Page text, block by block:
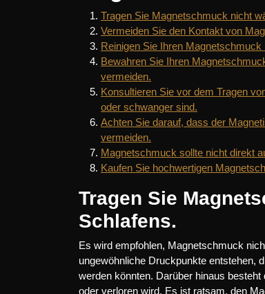
Tragen Sie Magnetschmuck nicht
Vermeiden Sie den Kontakt von
Reinigen Sie Ihren
Bewahren Sie Ihren
vermeiden.
Konsultieren Sie vor dem Tragen
oder schwanger sind.
Achten Sie darauf, dass der
vermeiden.
Magnetschmuck sollte nicht direkt
Kaufen Sie hochwertigen
Tragen Sie
Schlafens.
Es wird empfohlen, Magnetschmuck
ungewöhnliche Druckpunkte entstehen,
werden könnten. Darüber hinaus
oder verloren wird. Es ist ratsam, den